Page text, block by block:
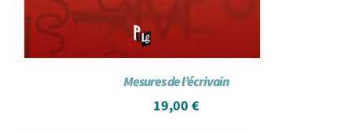
Mesures de l’écrivain
19,00 €